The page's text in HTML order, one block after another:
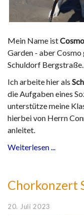
Mein Name istCosmo
Garden - aber Cosmo
Schuldorf Bergstraße.
Ich arbeite hier als
die Aufgaben eines
unterstütze meine
hierbei von Herrn
anleitet.
Weiterlesen ...
Chorkonzert
20. Juli 2023